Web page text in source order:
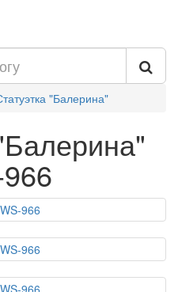
"Балерина"